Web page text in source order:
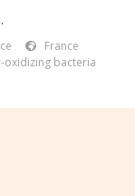
France
oxidizing bacteria